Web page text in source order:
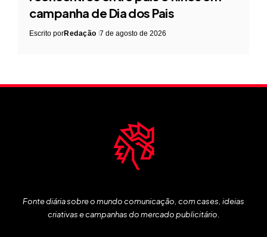
campanha de Dia dos Pais
Escrito porRedação 7 de agosto de 2026
Fonte diária sobre o mundo comunicação, com cases, ideias
criativas e campanhas do mercado publicitário.